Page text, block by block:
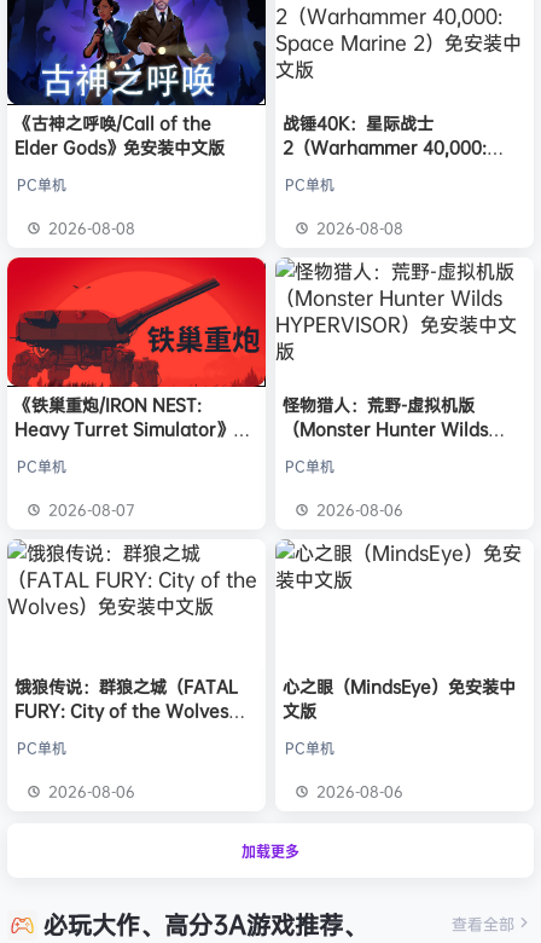
《古神之呼唤/Call of the
Elder Gods》免安装中文版
PC单机
2026-08-08
战锤40K：星际战士
2（Warhammer 40,000:
版
PC单机
2026-08-08
《铁巢重炮/IRON NEST:
Heavy Turret Simulator》免
PC单机
2026-08-07
怪物猎人：荒野-虚拟机版
（Monster Hunter Wilds
PC单机
2026-08-06
饿狼传说：群狼之城（FATAL
FURY: City of the Wolves）
PC单机
2026-08-06
心之眼（MindsEye）免安装中
文版
PC单机
2026-08-06
加载更多
必玩大作、高分3A游戏推荐、 查看全部